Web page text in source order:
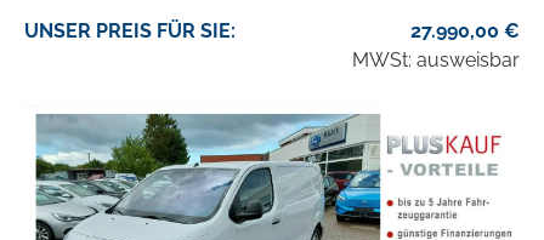
UNSER PREIS FÜR SIE: 27.990,00 €
MWSt: ausweisbar